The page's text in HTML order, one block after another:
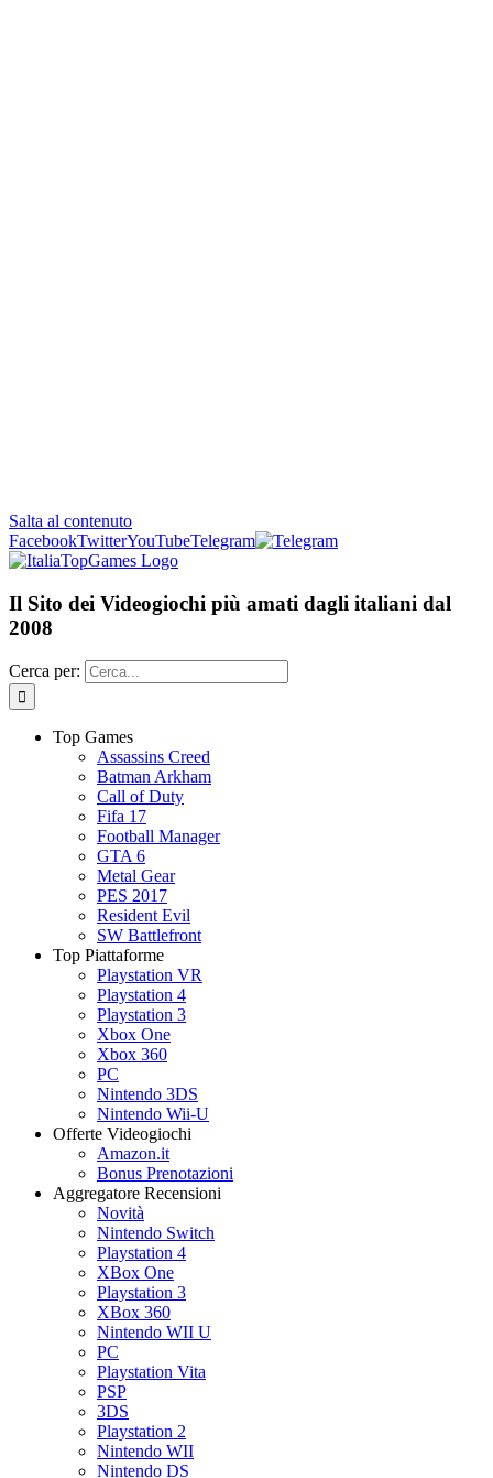
Salta al contenuto
FacebookTwitterYouTubeTelegram
Il Sito dei Videogiochi più amati dagli italiani dal
2008
Cerca per:
Top Games
Assassins Creed
Batman Arkham
Call of Duty
Fifa 17
Football Manager
GTA 6
Metal Gear
PES 2017
Resident Evil
SW Battlefront
Top Piattaforme
Playstation VR
Playstation 4
Playstation 3
Xbox One
Xbox 360
PC
Nintendo 3DS
Nintendo Wii-U
Offerte Videogiochi
Amazon.it
Bonus Prenotazioni
Aggregatore Recensioni
Novità
Nintendo Switch
Playstation 4
XBox One
Playstation 3
XBox 360
Nintendo WII U
PC
Playstation Vita
PSP
3DS
Playstation 2
Nintendo WII
Nintendo DS